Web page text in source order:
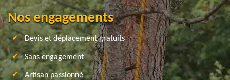
Nos engagements
Devis et déplacement gratuits
Sans engagement
Artisan passionné